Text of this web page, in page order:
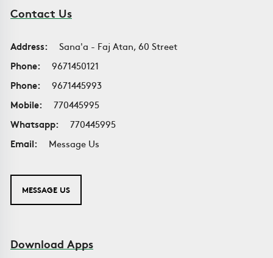
Contact Us
Address:
Sana'a - Faj Atan, 60 Street
Phone:
9671450121
Phone:
9671445993
Mobile:
770445995
Whatsapp:
770445995
Email:
Message Us
MESSAGE US
Download Apps